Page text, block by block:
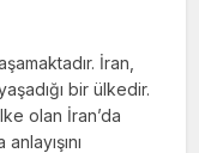
İran,
bir ülkedir.
olan İran’da